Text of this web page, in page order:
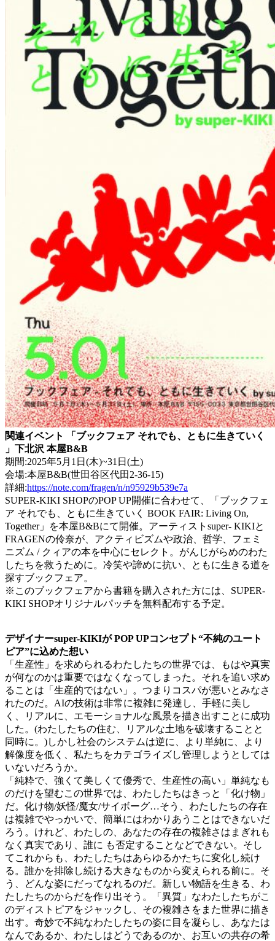
関連イベント 「ブックフェア それでも、ともに生きていく
」下北沢 本屋B&B
期間:2025年5月1日(木)~31日(土)
会場:本屋B&B(世田谷区代田2-36-15)
詳細:https://note.com/fragen/n/n95929b539e7a
SUPER-KIKI SHOPのPOP UP開催に合わせて、「ブックフェ
ア それでも、ともに生きていく BOOK FAIR: Living On,
Together」を本屋B&Bにて開催。アーティストsuper- KIKIと
FRAGENの伶奈が、アクティビズムや政治、哲学、フェミ
ニズム / クィアの本を中心にセレクト。がんじがらめのわた
したちを救うために。冷笑や諦めに抗い、ともに生きる道を
探すブックフェア。
※このブックフェアから書籍を購入された方には、SUPER-
KIKI SHOPオリジナルパッチを無料配布する予定。
デザイナーsuper-KIKIが POP UPコンセプト“不純のユート
ピア”に込めた想い
「生産性」を求められるわたしたちの世界では、もはや真実
が何なのかは重要ではなくなってしまった。それを追い求め
ることは「生産的ではない」。つまりコスパが悪いとみなさ
れたのだ。AIの技術は非常に複雑に発達し、手軽に美し
く、リアルに、エモーショナルな風景を描き出すことに成功
した。(わたしたちの住む、リアルな土地を破壊することと
同時に。)しかし社会のシステムは逆に、より単純に、より
解像度を低く、私たちをカテゴライズし管理しようとしては
いないだろうか。
「純粋で、強くて美しくて優秀で、生産性の高い」単純なも
のだけを望むこの世界では、わたしたちはきっと「化け物」
だ。化け物/妖怪/魔女/サイボーグ…そう、わたしたちの存在
は複雑でやっかいで、簡単にはわかりあうことはできないだ
ろう。けれど、わたしの、あなたの存在の複雑さはまぎれも
なく真実であり、誰に も否定することなどできない。そし
てこれからも、わたしたちはあらゆるかたちに変化し続け
る。誰かを排除し続ける大きなものから変えられる前に。そ
う、どんな姿にだってなれるのだ。新しい物語を生きる、わ
たしたちのからだを作り出そう。「異質」なわたしたちがこ
のディストピアをジャックし、その複雑さをまた世界に描き
出す。奇妙で不純なわたしたちの姿に目を凝らし、あなたは
なんであるか、わたしはどうであるのか、お互いの共存の希